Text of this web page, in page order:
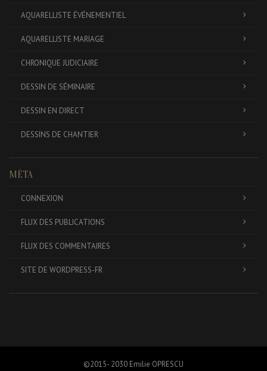
AQUARELLISTE ÉVÉNEMENTIEL
AQUARELLISTE MARIAGE
CHRONIQUE JUDICIAIRE
DESSIN DE SÉMINAIRE
DESSIN EN DIRECT
DESSINS DE CHANTIER
MÉTA
CONNEXION
FLUX DES PUBLICATIONS
FLUX DES COMMENTAIRES
SITE DE WORDPRESS-FR
©2015- 2030 Emilie OPRESCU